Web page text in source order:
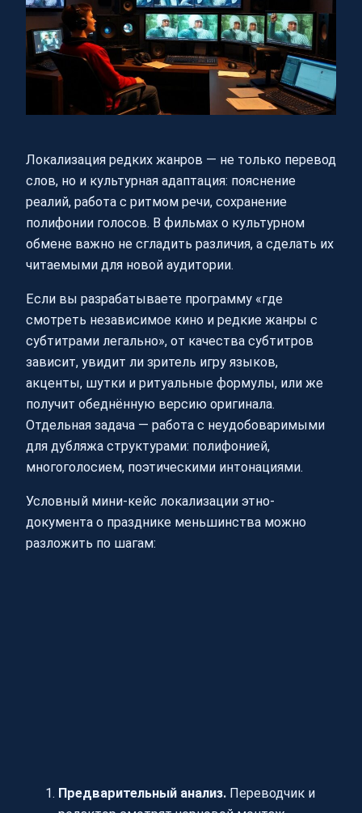
Локализация редких жанров — не только перевод
слов, но и культурная адаптация: пояснение
реалий, работа с ритмом речи, сохранение
полифонии голосов. В фильмах о культурном
обмене важно не сгладить различия, а сделать их
читаемыми для новой аудитории.
Если вы разрабатываете программу «где
смотреть независимое кино и редкие жанры с
субтитрами легально», от качества субтитров
зависит, увидит ли зритель игру языков,
акценты, шутки и ритуальные формулы, или же
получит обеднённую версию оригинала.
Отдельная задача — работа с неудобоваримыми
для дубляжа структурами: полифонией,
многоголосием, поэтическими интонациями.
Условный мини-кейс локализации этно-
документа о празднике меньшинства можно
разложить по шагам:
Предварительный анализ. Переводчик и